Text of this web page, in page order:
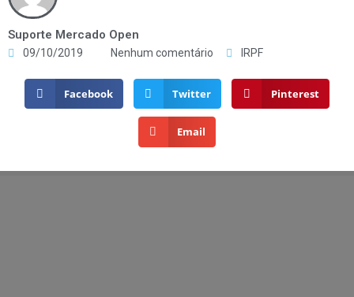
Suporte Mercado Open
09/10/2019 Nenhum comentário IRPF
Facebook Twitter Pinterest
Email